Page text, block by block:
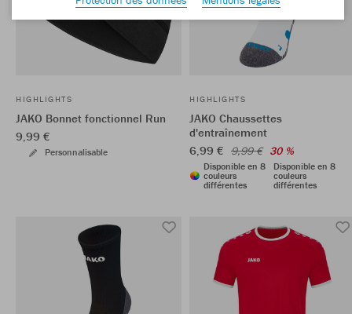
HIGHLIGHTS
JAKO Bonnet fonctionnel Run
9,99 €
Personnalisable
HIGHLIGHTS
JAKO Chaussettes
d'entraînement
6,99 € 9,99 € 30 %
Disponible en 8
couleurs
différentes
Disponible en 8
couleurs
différentes